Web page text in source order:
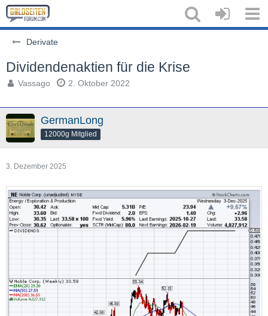
Derivate
Dividendenaktien für die Krise
Vassago 2. Oktober 2022
GermanLong
12000g Mitglied
3. Dezember 2025